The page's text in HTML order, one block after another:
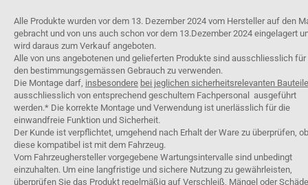
Alle Produkte wurden vor dem 13. Dezember 2024 vom Hersteller auf den
gebracht und von uns auch schon vor dem 13.Dezember 2024 eingelagert
wird daraus zum Verkauf angeboten.
Alle von uns angebotenen und gelieferten Produkte sind ausschliesslich für
den bestimmungsgemässen Gebrauch zu verwenden.
Die Montage darf, insbesondere bei jeglichen sicherheitsrelevanten
ausschliesslich von entsprechend geschultem Fachpersonal ausgeführt
werden.* Die korrekte Montage und Verwendung ist unerlässlich für die
einwandfreie Funktion und Sicherheit.
Der Kunde ist verpflichtet, umgehend nach Erhalt der Ware zu überprüfen, ob
diese kompatibel ist mit dem Fahrzeug.
Vom Fahrzeughersteller vorgegebene Wartungsintervalle sind unbedingt
einzuhalten. Um eine langfristige und sichere Nutzung zu gewährleisten,
überprüfen Sie das Produkt regelmäßig auf Verschleiß, Mängel oder